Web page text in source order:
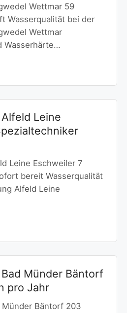
Wettmar 59
Wasserqualität bei der
Wettmar
Wasserhärte…
Leine
Leine Eschweiler 7
bereit Wasserqualität
Alfeld Leine
Münder Bäntorf
pro Jahr
Münder Bäntorf 203